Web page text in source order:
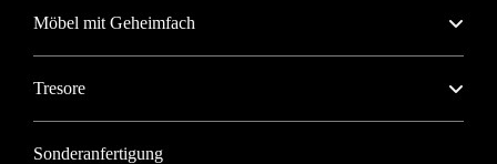
Möbel mit Geheimfach
Tresore
Sonderanfertigung